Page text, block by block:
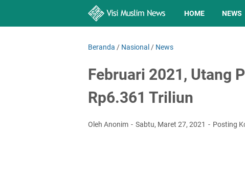
HOME NEWS
Beranda / Nasional / News
Februari 2021, Utang
Rp6.361 Triliun
Oleh Anonim Sabtu, Maret 27, 2021 Posting